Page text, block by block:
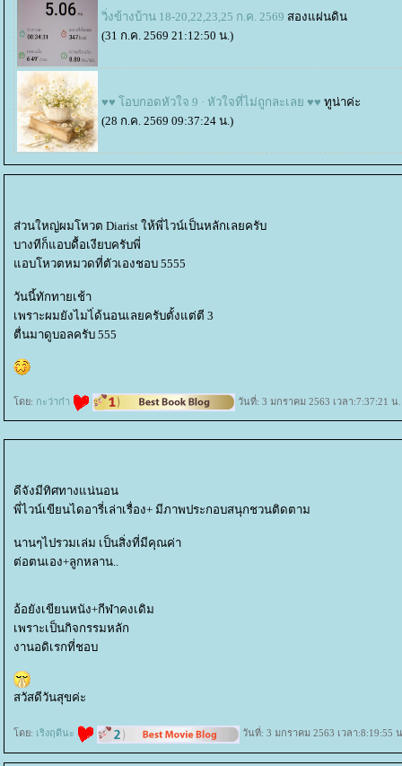
วิ่งข้างบ้าน 18-20,22,23,25 ก.ค. 2569 สองแผ่นดิน
(31 ก.ค. 2569 21:12:50 น.)
♥♥ โอบกอดหัวใจ 9 · หัวใจที่ไม่ถูกละเลย ♥♥ ทูน่าค่ะ
(28 ก.ค. 2569 09:37:24 น.)
ส่วนใหญ่ผมโหวต Diarist ให้พี่ไวน์เป็นหลักเลยครับ
บางทีก็แอบดื้อเงียบครับพี่
อบโหวตหมวดที่ตัวเองชอบ 5555
วันนี้ทักทายเช้า
เพราะผมยังไมไ่ด้นอนเลยครับตั้งแต่ตี 3
ตื่นมาดูบอลครับ 555
ดย: กะว่าก๋า วันที่: 3 มกราคม 2563 เวลา:7:37:21 น.
ดีจังมีทิศทางแน่นอน
พี่ไวน์เขียนไดอารี่เล่าเรื่อง+ มีภาพประกอบสนุกชวนติดตาม
นานๆไปรวมเล่ม เป็นสิ่งที่มีคุณค่า
ต่อตนเอง+ลูกหลาน..
อ้อยังเขียนหนัง+กีฬาคงเดิม
เพราะเป็นกิจกรรมหลัก
งานอดิเรกที่ชอบ
สวัสดีวันสุขค่ะ
ดย: เริงฤดีนะ วันที่: 3 มกราคม 2563 เวลา:8:19:55